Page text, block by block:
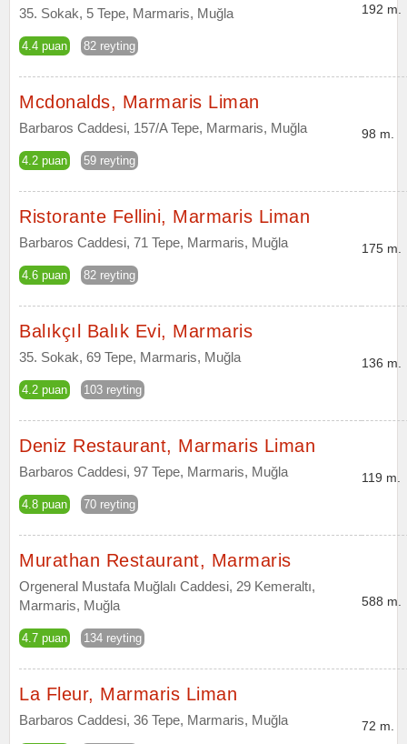
35. Sokak, 5 Tepe, Marmaris, Muğla
4.4 puan 82 reyting
192 m.
Mcdonalds, Marmaris Liman
Barbaros Caddesi, 157/A Tepe, Marmaris, Muğla
4.2 puan 59 reyting
98 m.
Ristorante Fellini, Marmaris Liman
Barbaros Caddesi, 71 Tepe, Marmaris, Muğla
4.6 puan 82 reyting
175 m.
Balıkçıl Balık Evi, Marmaris
35. Sokak, 69 Tepe, Marmaris, Muğla
4.2 puan 103 reyting
136 m.
Deniz Restaurant, Marmaris Liman
Barbaros Caddesi, 97 Tepe, Marmaris, Muğla
4.8 puan 70 reyting
119 m.
Murathan Restaurant, Marmaris
Orgeneral Mustafa Muğlalı Caddesi, 29 Kemeraltı,
Marmaris, Muğla
4.7 puan 134 reyting
588 m.
La Fleur, Marmaris Liman
Barbaros Caddesi, 36 Tepe, Marmaris, Muğla 72 m.